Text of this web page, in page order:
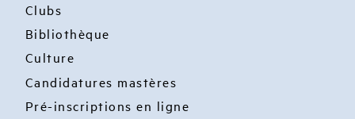
Clubs
Bibliothèque
Culture
Candidatures mastères
Pré-inscriptions en ligne